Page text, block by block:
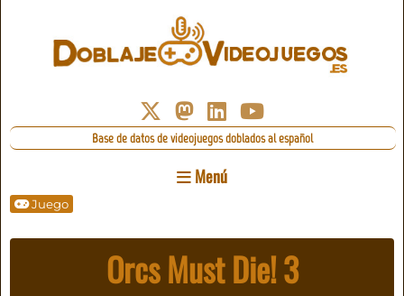
Base de datos de videojuegos doblados al español
Menú
Juego
Orcs Must Die! 3